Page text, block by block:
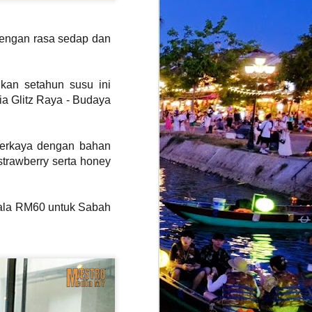
rasa sedap dan
setahun susu ini
Glitz Raya - Budaya
dengan bahan
serta honey
RM60 untuk Sabah